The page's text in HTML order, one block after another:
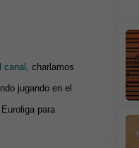
canal, charlamos
jugando en el
para